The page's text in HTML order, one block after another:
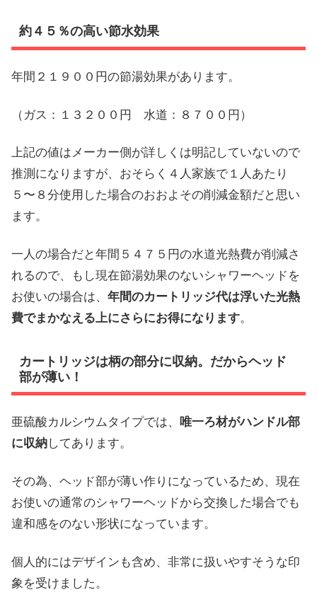
約４５％の高い節水効果
年間２１９００円の節湯効果があります。
（ガス：１３２００円 水道：８７００円）
上記の値はメーカー側が詳しくは明記していないので
推測になりますが、おそらく４人家族で１人あたり
５〜８分使用した場合のおおよその削減金額だと思い
ます。
一人の場合だと年間５４７５円の水道光熱費が削減さ
れるので、もし現在節湯効果のないシャワーヘッドを
お使いの場合は、 年間のカートリッジ代は浮いた光熱
費でまかなえる上にさらにお得になります。
カートリッジは柄の部分に収納。だからヘッド
部が薄い！
亜硫酸カルシウムタイプでは、 唯一ろ材がハンドル部
に収納してあります。
その為、ヘッド部が薄い作りになっているため、現在
お使いの通常のシャワーヘッドから交換した場合でも
違和感をのない形状になっています。
個人的にはデザインも含め、非常に扱いやすそうな印
象を受けました。